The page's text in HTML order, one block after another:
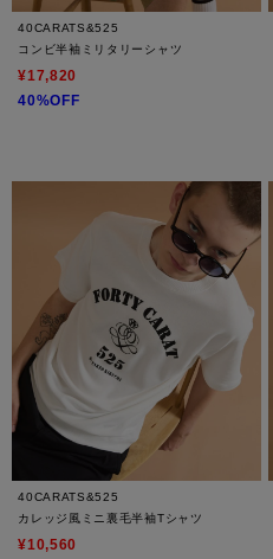
40CARATS&525
コンビ半袖ミリタリーシャツ
¥17,820
40%OFF
40CARATS&525
カレッジ風ミニ裏毛半袖Tシャツ
¥10,560